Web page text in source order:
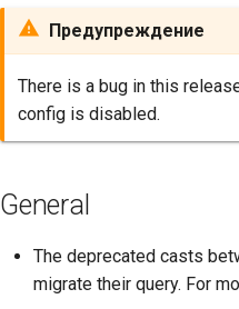
Предупреждение
There is a bug in this
config is disabled.
General
The deprecated casts
migrate their query. For